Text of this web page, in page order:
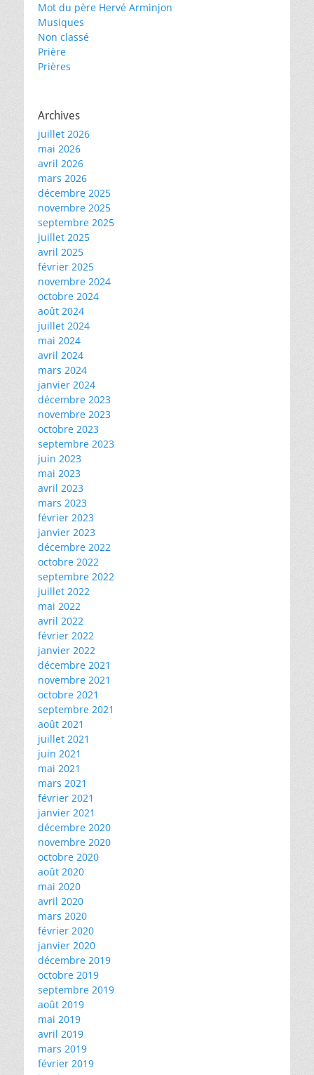
Mot du père Hervé Arminjon
Musiques
Non classé
Prière
Prières
Archives
juillet 2026
mai 2026
avril 2026
mars 2026
décembre 2025
novembre 2025
septembre 2025
juillet 2025
avril 2025
février 2025
novembre 2024
octobre 2024
août 2024
juillet 2024
mai 2024
avril 2024
mars 2024
janvier 2024
décembre 2023
novembre 2023
octobre 2023
septembre 2023
juin 2023
mai 2023
avril 2023
mars 2023
février 2023
janvier 2023
décembre 2022
octobre 2022
septembre 2022
juillet 2022
mai 2022
avril 2022
février 2022
janvier 2022
décembre 2021
novembre 2021
octobre 2021
septembre 2021
août 2021
juillet 2021
juin 2021
mai 2021
mars 2021
février 2021
janvier 2021
décembre 2020
novembre 2020
octobre 2020
août 2020
mai 2020
avril 2020
mars 2020
février 2020
janvier 2020
décembre 2019
octobre 2019
septembre 2019
août 2019
mai 2019
avril 2019
mars 2019
février 2019